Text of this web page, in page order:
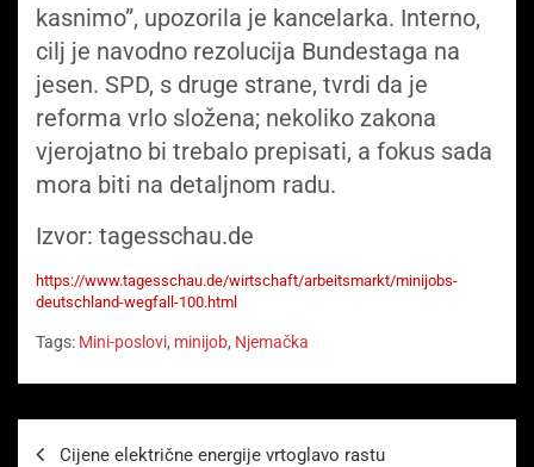
kasnimo”, upozorila je kancelarka. Interno,
cilj je navodno rezolucija Bundestaga na
jesen. SPD, s druge strane, tvrdi da je
reforma vrlo složena; nekoliko zakona
vjerojatno bi trebalo prepisati, a fokus sada
mora biti na detaljnom radu.
Izvor: tagesschau.de
https://www.tagesschau.de/wirtschaft/arbeitsmarkt/minijobs-
deutschland-wegfall-100.html
Tags: Mini-poslovi, minijob, Njemačka
Cijene električne energije vrtoglavo rastu